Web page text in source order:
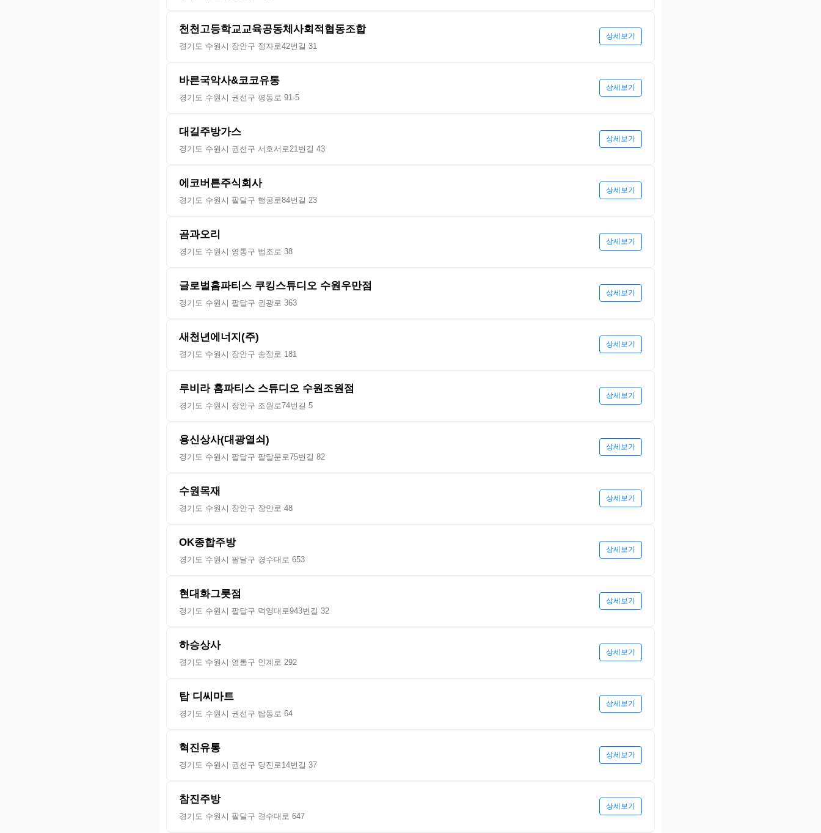
천천고등학교교육공동체사회적협동조합
경기도 수원시 장안구 정자로42번길 31
상세보기
바른국악사&코코유통
경기도 수원시 권선구 평동로 91-5
상세보기
대길주방가스
경기도 수원시 권선구 서호서로21번길 43
상세보기
에코버튼주식회사
경기도 수원시 팔달구 행궁로84번길 23
상세보기
곰과오리
경기도 수원시 영통구 법조로 38
상세보기
글로벌홈파티스 쿠킹스튜디오 수원우만점
경기도 수원시 팔달구 권광로 363
상세보기
새천년에너지(주)
경기도 수원시 장안구 송정로 181
상세보기
루비라 홈파티스 스튜디오 수원조원점
경기도 수원시 장안구 조원로74번길 5
상세보기
용신상사(대광열쇠)
경기도 수원시 팔달구 팔달문로75번길 82
상세보기
수원목재
경기도 수원시 장안구 장안로 48
상세보기
OK종합주방
경기도 수원시 팔달구 경수대로 653
상세보기
현대화그릇점
경기도 수원시 팔달구 덕영대로943번길 32
상세보기
하승상사
경기도 수원시 영통구 인계로 292
상세보기
탑 디씨마트
경기도 수원시 권선구 탑동로 64
상세보기
혁진유통
경기도 수원시 권선구 당진로14번길 37
상세보기
참진주방
경기도 수원시 팔달구 경수대로 647
상세보기